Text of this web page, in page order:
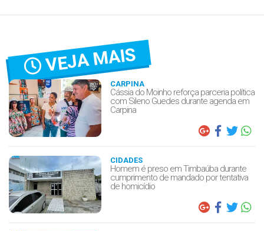
VEJA MAIS
CARPINA
Cássia do Moinho reforça parceria política
com Sileno Guedes durante agenda em
Carpina
CIDADES
Homem é preso em Timbaúba durante
cumprimento de mandado por tentativa
de homicídio